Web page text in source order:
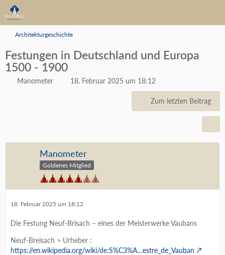
Architekturgeschichte
Festungen in Deutschland und Europa
1500 - 1900
Manometer 18. Februar 2025 um 18:12
Zum letzten Beitrag
Manometer
Goldenes Mitglied
18. Februar 2025 um 18:12
Die Festung Neuf-Brisach – eines der Meisterwerke Vaubans
Neuf-Breisach > Urheber :
https://en.wikipedia.org/wiki/de:S%C3%A…estre_de_Vauban